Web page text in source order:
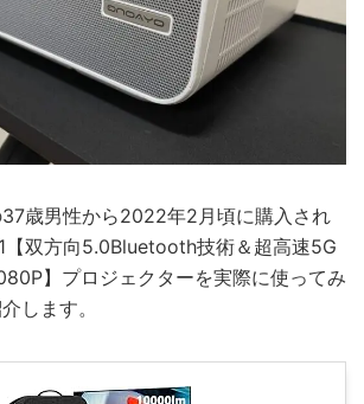
歳男性から2022年2月頃に購入され
【双方向5.0Bluetooth技術＆超高速5G
】プロジェクターを実際に使ってみ
します。